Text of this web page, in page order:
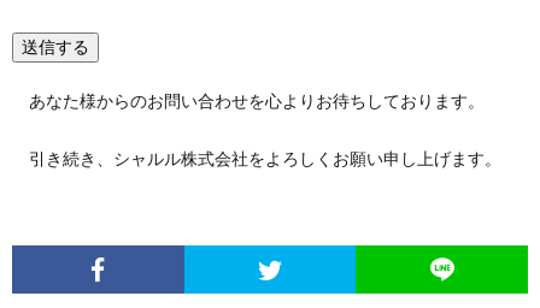
あなた様からのお問い合わせを心よりお待ちしております。
引き続き、シャルル株式会社をよろしくお願い申し上げます。